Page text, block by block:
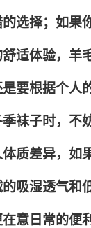
选择；如果
适体验，羊
要根据个人
袜子时，不
质差异，如
吸湿透气和
意日常的便